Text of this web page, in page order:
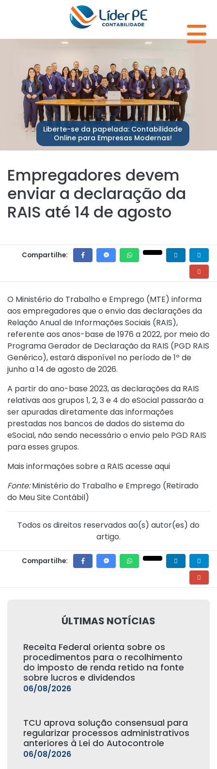
Liberte-se da papelada: Contabilidade
Online para Empresas Modernas!
Empregadores devem
enviar a declaração da
RAIS até 14 de agosto
Compartilhe:
O Ministério do Trabalho e Emprego (MTE) informa
aos empregadores que o envio das declarações da
Relação Anual de Informações Sociais (RAIS),
referente aos anos-base de 1976 a 2022, por meio do
Programa Gerador de Declaração da RAIS (PGD RAIS
Genérico), estará disponível no período de 1º de
junho a 14 de agosto de 2026.
A partir do ano-base 2023, as declarações da RAIS
relativas aos grupos 1, 2, 3 e 4 do eSocial passarão a
ser apuradas diretamente das informações
prestadas nos bancos de dados do sistema do
eSocial, não sendo necessário o envio pelo PGD RAIS
para esses grupos.
Mais informações sobre a RAIS acesse aqui
Fonte:Ministério do Trabalho e Emprego (Retirado
do Meu Site Contábil)
Todos os direitos reservados ao(s) autor(es) do
artigo.
Compartilhe:
ÚLTIMAS NOTÍCIAS
Receita Federal orienta sobre os
procedimentos para o recolhimento
do imposto de renda retido na fonte
sobre lucros e dividendos
06/08/2026
TCU aprova solução consensual para
regularizar processos administrativos
anteriores à Lei do Autocontrole
06/08/2026